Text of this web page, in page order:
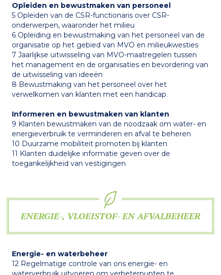
Opleiden en bewustmaken van personeel
5 Opleiden van de CSR-functionaris over CSR-
onderwerpen, waaronder het milieu
6 Opleiding en bewustmaking van het personeel van de
organisatie op het gebied van MVO en milieukwesties
7 Jaarlijkse uitwisseling van MVO-maatregelen tussen
het management en de organisaties en bevordering van
de uitwisseling van ideeën
8 Bewustmaking van het personeel over het
verwelkomen van klanten met een handicap.
Informeren en bewustmaken van klanten
9 Klanten bewustmaken van de noodzaak om water- en
energieverbruik te verminderen en afval te beheren
10 Duurzame mobiliteit promoten bij klanten
11 Klanten duidelijke informatie geven over de
toegankelijkheid van vestigingen
ENERGIE-, VLOEISTOF- EN AFVALBEHEER
Energie- en waterbeheer
12 Regelmatige controle van ons energie- en